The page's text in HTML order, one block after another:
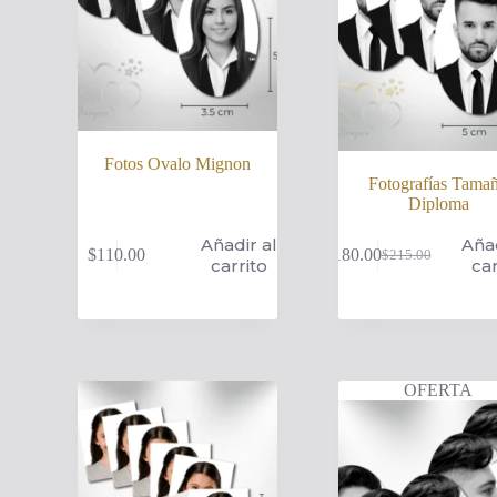
Fotos Ovalo Mignon
$110.00
Añadir al
carrito
Fotografías
Diploma
$215.00
El
era:
180.00El
es:
OFERTA